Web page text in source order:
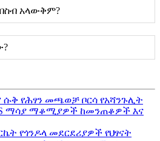
አላውቅም?
ሱቅ የሕፃን መጫወቻ ቦርሳ የአሻንጉሊት
ማሳያ ማቆሚያዎች ከመንጠቆዎች እና
የጎንዶላ መደርደሪያዎች የህፃናት